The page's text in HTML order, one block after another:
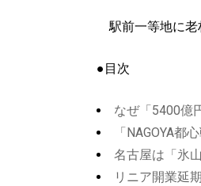
駅前一等地に老
●目次
なぜ「5400億
「NAGOYA都
名古屋は「氷
リニア開業延